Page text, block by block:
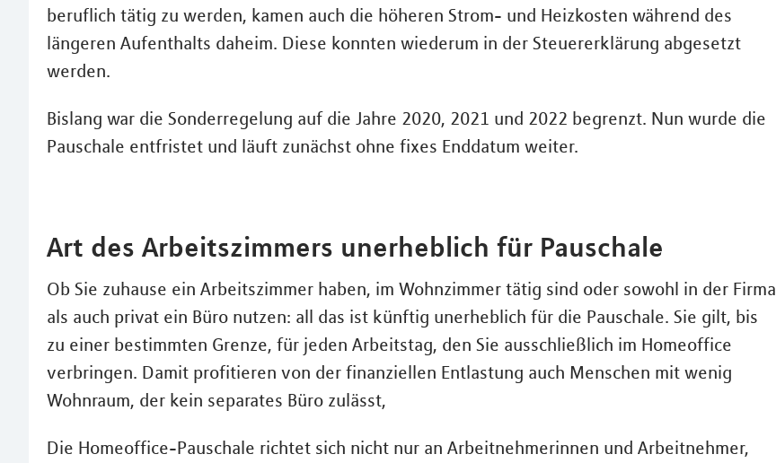
beruflich tätig zu werden, kamen auch die höheren Strom- und Heizkosten während des
längeren Aufenthalts daheim. Diese konnten wiederum in der Steuererklärung abgesetzt
werden.
Bislang war die Sonderregelung auf die Jahre 2020, 2021 und 2022 begrenzt. Nun wurde die
Pauschale entfristet und läuft zunächst ohne fixes Enddatum weiter.
Art des Arbeitszimmers unerheblich für Pauschale
Ob Sie zuhause ein Arbeitszimmer haben, im Wohnzimmer tätig sind oder sowohl in der Firma
als auch privat ein Büro nutzen: all das ist künftig unerheblich für die Pauschale. Sie gilt, bis
zu einer bestimmten Grenze, für jeden Arbeitstag, den Sie ausschließlich im Homeoffice
verbringen. Damit profitieren von der finanziellen Entlastung auch Menschen mit wenig
Wohnraum, der kein separates Büro zulässt,
Die Homeoffice-Pauschale richtet sich nicht nur an Arbeitnehmerinnen und Arbeitnehmer,